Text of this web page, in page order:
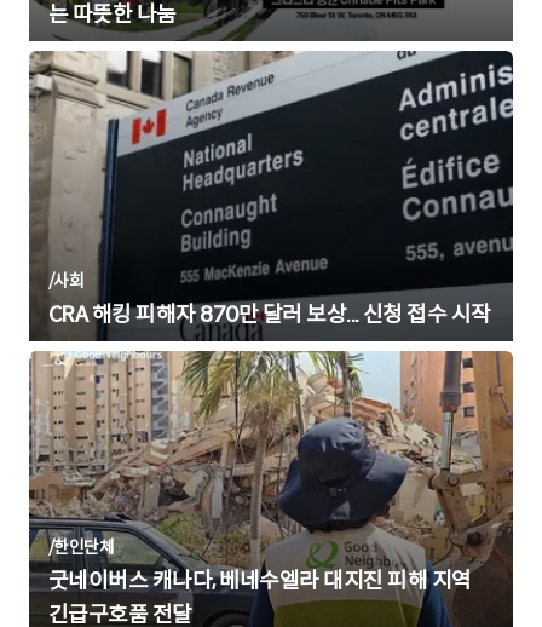
는 따뜻한 나눔
/사회
CRA 해킹 피해자 870만 달러 보상... 신청 접수 시작
/한인단체
굿네이버스 캐나다, 베네수엘라 대지진 피해 지역
긴급구호품 전달